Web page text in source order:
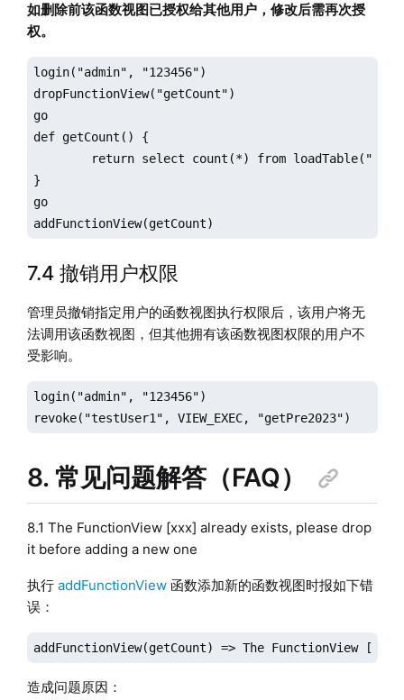
如删除前该函数视图已授权给其他用户，修改后需再次授
权。
login("admin", "123456")
dropFunctionView("getCount")
go
def getCount() {
}
go
addFunctionView(getCount)
7.4 撤销用户权限
管理员撤销指定用户的函数视图执行权限后，该用户将无
法调用该函数视图，但其他拥有该函数视图权限的用户不
受影响。
login("admin", "123456")
revoke("testUser1", VIEW_EXEC, "getPre2023")
8. 常见问题解答（FAQ）
8.1 The FunctionView [xxx] already exists, please drop
it before adding a new one
执行 addFunctionView函数添加新的函数视图时报如下错
误：
addFunctionView(getCount) => The FunctionView
造成问题原因：